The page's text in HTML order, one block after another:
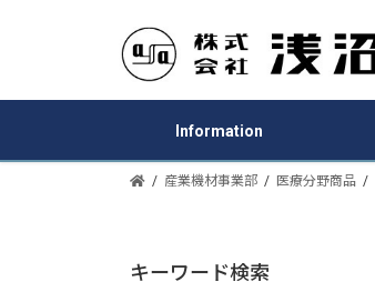
Information
産業機材事業部 医療分野商品
キーワード検索